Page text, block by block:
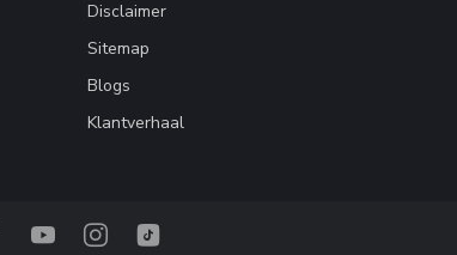
Disclaimer
Sitemap
Blogs
Klantverhaal